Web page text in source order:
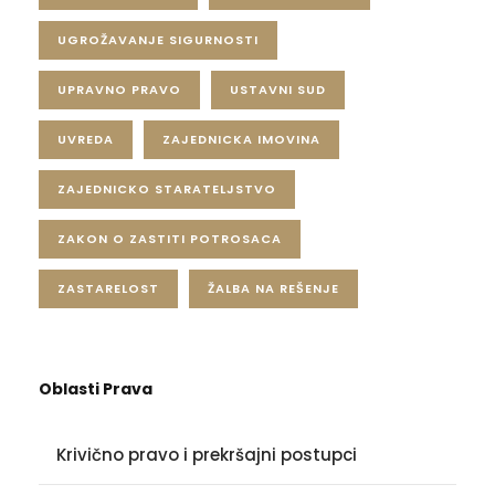
UGROŽAVANJE SIGURNOSTI
UPRAVNO PRAVO USTAVNI SUD
UVREDA ZAJEDNICKA IMOVINA
ZAJEDNICKO STARATELJSTVO
ZAKON O ZASTITI POTROSACA
ZASTARELOST ŽALBA NA REŠENJE
Oblasti Prava
Krivično pravo i prekršajni postupci